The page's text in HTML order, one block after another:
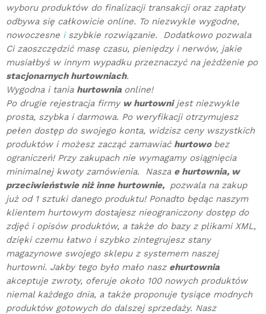
wyboru produktów do finalizacji transakcji oraz zapłaty
odbywa się całkowicie online. To niezwykle wygodne,
nowoczesne iszybkie rozwiązanie. Dodatkowo pozwala
Ci zaoszczędzić masę czasu, pieniędzy i nerwów, jakie
musiałbyś w innym wypadku przeznaczyć na jeżdżenie po
stacjonarnych hurtowniach.
Wygodna i tania hurtownia online!
Po drugie rejestracja firmy w hurtownijest niezwykle
prosta, szybka i darmowa. Po weryfikacji otrzymujesz
pełen dostęp do swojego konta, widzisz ceny wszystkich
produktów i możesz zacząć zamawiać hurtowo bez
ograniczeń! Przy zakupach nie wymagamy osiągnięcia
minimalnej kwoty zamówienia. Nasza e hurtownia, w
przeciwieństwie niż inne hurtownie, pozwala na zakup
już od 1 sztuki danego produktu! Ponadto będąc naszym
klientem hurtowym dostajesz nieograniczony dostęp do
zdjęć i opisów produktów, a także do bazy z plikami XML,
dzięki czemu łatwo i szybko zintegrujesz stany
magazynowe swojego sklepu z systemem naszej
hurtowni. Jakby tego było mało nasz ehurtownia
akceptuje zwroty, oferuje około 100 nowych produktów
niemal każdego dnia, a także proponuje tysiące modnych
produktów gotowych do dalszej sprzedaży. Nasz